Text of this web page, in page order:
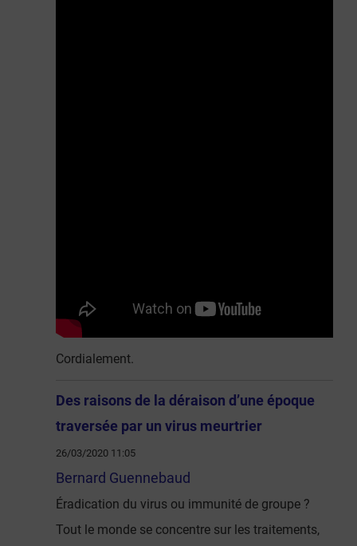
Cordialement.
Des raisons de la déraison d’une époque
traversée par un virus meurtrier
26/03/2020 11:05
Bernard Guennebaud
Éradication du virus ou immunité de groupe ?
Tout le monde se concentre sur les traitements,